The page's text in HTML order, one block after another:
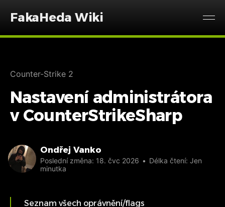
FakaHeda Wiki
Counter-Strike 2
Nastavení administrátora
v CounterStrikeSharp
Ondřej Vanko
Poslední změna: 18. čvc 2026 • Délka čtení: Jen
minutka
Seznam všech oprávnění/flags